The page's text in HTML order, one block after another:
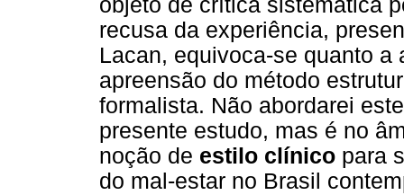
objeto de crítica sistemática
recusa da experiência,
Lacan, equivoca-se quanto
apreensão do método
formalista. Não abordarei
presente estudo, mas é no
noção de estilo clínico para
do mal-estar no Brasil